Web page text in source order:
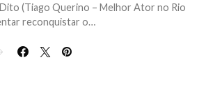
(Tiago Querino – Melhor Ator no Rio
reconquistar o…